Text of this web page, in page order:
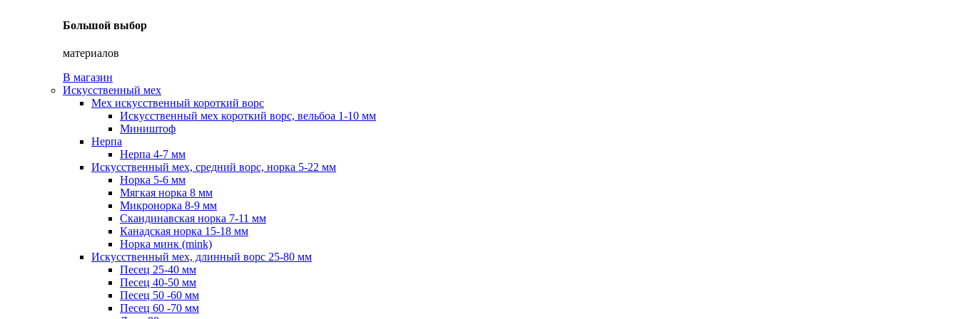
Большой выбор
материалов
В магазин
Искусственный мех
Мех искусственный короткий ворс
Искусственный мех короткий ворс, вельбоа 1-10 мм
Миништоф
Нерпа
Нерпа 4-7 мм
Искусственный мех, средний ворс, норка 5-22 мм
Норка 5-6 мм
Мягкая норка 8 мм
Микронорка 8-9 мм
Скандинавская норка 7-11 мм
Канадская норка 15-18 мм
Норка минк (mink)
Искусственный мех, длинный ворс 25-80 мм
Песец 25-40 мм
Песец 40-50 мм
Песец 50 -60 мм
Песец 60 -70 мм